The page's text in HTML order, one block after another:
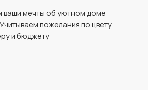
мечты об уютном доме
пожелания по цвету
и бюджету